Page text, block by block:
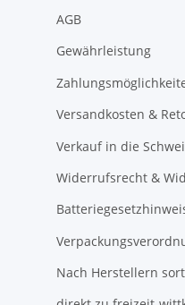
AGB
Gewährleistung
Versandkosten &
Verkauf in die
Widerrufsrecht &
Nach Herstellern